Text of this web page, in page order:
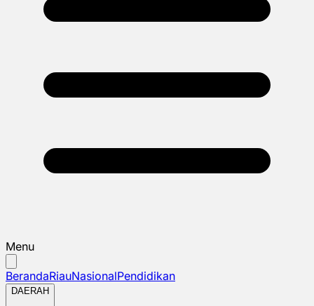
Menu
BerandaRiauNasionalPendidikan
DAERAH